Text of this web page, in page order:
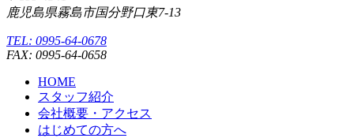
鹿児島県霧島市国分野口東7-13
TEL: 0995-64-0678
FAX: 0995-64-0658
HOME
スタッフ紹介
会社概要・アクセス
はじめての方へ